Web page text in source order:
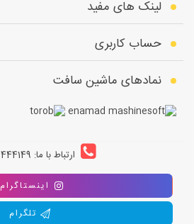
لینک های مفید
حساب کاربری
نمادهای ماشین سافت
ارتباط با ما: 34444149 - 041
اینستاگرام
تلگرام